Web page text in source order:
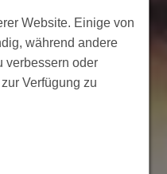
Website. Einige von
während andere
verbessern oder
Verfügung zu